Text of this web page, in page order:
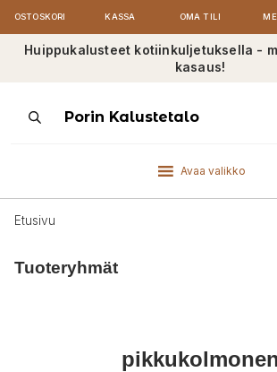
OSTOSKORI KASSA OMA TILI
Huippukalusteet kotiinkuljetuksella -
kasaus!
ProductsPorin Kalustetalo
Avaa valikko
Etusivu
Tuoteryhmät